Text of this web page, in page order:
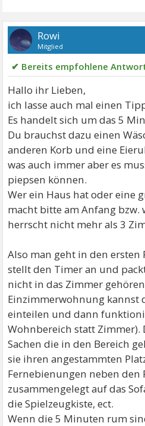
Rowi
Mitglied
✔ Bereits empfohlene
Hallo ihr Lieben,
ich lasse auch mal einen
Es handelt sich um das 5
Du brauchst dazu einen
anderen Korb und eine
was auch immer aber es
piepsen können.
Wer ein Haus hat oder eine
macht bitte am Anfang bzw.
herrscht nicht mehr als 3
Also man geht in den ersten
stellt den Timer an und
nicht in das Zimmer
Einzimmerwohnung kannst
einteilen und dann
Wohnbereich statt Zimmer).
Sachen die in den Bereich
sie ihren angestammten
Fernebienungen neben den
zusammengelegt auf das
die Spielzeugkiste, ect.
Wenn die 5 Minuten rum